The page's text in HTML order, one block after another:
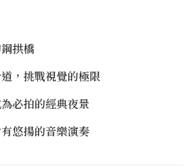
拱橋
，挑戰視覺的極限
必拍的經典夜景
悠揚的音樂演奏